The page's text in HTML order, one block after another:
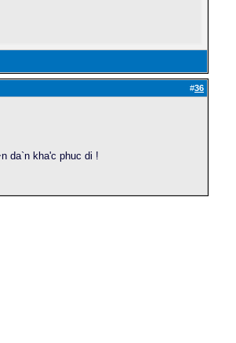
#36
da`n kha'c phuc di !